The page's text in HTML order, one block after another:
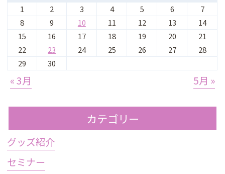
1 2 3 4 5 6
7
8
9 10 11 12 13
14
15
16 17 18 19 20
21
22
23 24 25 26 27
28
29
30
« 3月 5月 »
カテゴリー
グッズ紹介
セミナー